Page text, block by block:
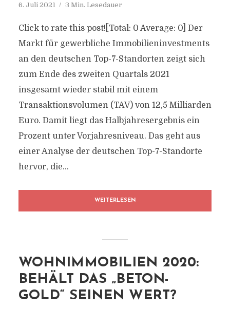
6. Juli 2021 3 Min. Lesedauer
Click to rate this post![Total: 0 Average: 0] Der
Markt für gewerbliche Immobilieninvestments
an den deutschen Top-7-Standorten zeigt sich
zum Ende des zweiten Quartals 2021
insgesamt wieder stabil mit einem
Transaktionsvolumen (TAV) von 12,5 Milliarden
Euro. Damit liegt das Halbjahresergebnis ein
Prozent unter Vorjahresniveau. Das geht aus
einer Analyse der deutschen Top-7-Standorte
hervor, die...
WEITERLESEN
WOHNIMMOBILIEN 2020:
BEHÄLT DAS „BETON-
GOLD“ SEINEN WERT?